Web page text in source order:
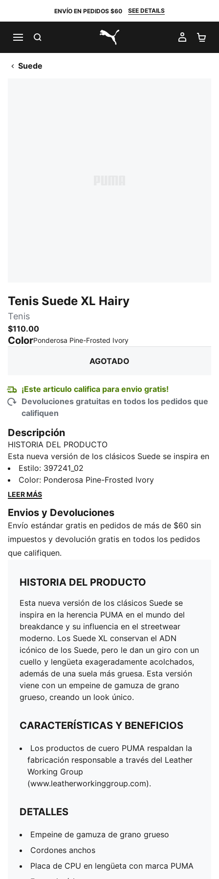
ENVÍO EN PEDIDOS $60 SEE DETAILS
PUMA.com
MI
Suede
Tenis Suede XL Hairy
Tenis
$110.00
ColorPonderosa Pine-Frosted Ivory:
AGOTADO
¡Este articulo califica para envio gratis!
Devoluciones gratuitas en todos los pedidos que
califiquen
Descripción
HISTORIA DEL PRODUCTO
Esta nueva versión de los clásicos Suede se inspira en
la herencia PUMA en el mundo del breakdance y su
influencia en el streetwear moderno. Los Suede XL
conservan el ADN icónico de los Suede, pero le dan
acolchados, además de una suela más gruesa. Esta
versión viene con un empeine de gamuza de grano
grueso, creando un look único.
CARACTERÍSTICAS Y BENEFICIOS
Group (www.leatherworkinggroup.com).
DETALLES
Empeine de gamuza de grano grueso
Cordones anchos
Placa de CPU en lengüeta con marca PUMA
Forro sintético
Plantilla sintética
Entresuela de goma
Suela de goma
Con la marca PUMA en suela
Estilo: 397241_02
Color: Ponderosa Pine-Frosted Ivory
LEER MÁS
Envios y Devoluciones
Envío estándar gratis en pedidos de más de $60 sin
impuestos y devolución gratis en todos los pedidos
que califiquen.
HISTORIA DEL PRODUCTO
Esta nueva versión de los clásicos Suede se
inspira en la herencia PUMA en el mundo del
breakdance y su influencia en el streetwear
moderno. Los Suede XL conservan el ADN
icónico de los Suede, pero le dan un giro con un
cuello y lengüeta exageradamente acolchados,
además de una suela más gruesa. Esta versión
viene con un empeine de gamuza de grano
grueso, creando un look único.
CARACTERÍSTICAS Y BENEFICIOS
Los productos de cuero PUMA respaldan la
fabricación responsable a través del Leather
Working Group
(www.leatherworkinggroup.com).
DETALLES
Empeine de gamuza de grano grueso
Cordones anchos
Placa de CPU en lengüeta con marca PUMA